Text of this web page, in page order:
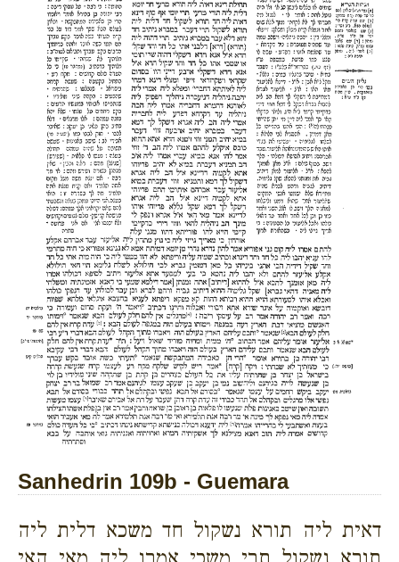
Sanhedrin 109b - Guemara
דאית ליה תורא נשקול חד משכא דלית ליה